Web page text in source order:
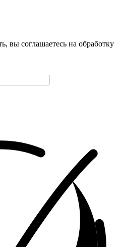
вы соглашаетесь на обработку